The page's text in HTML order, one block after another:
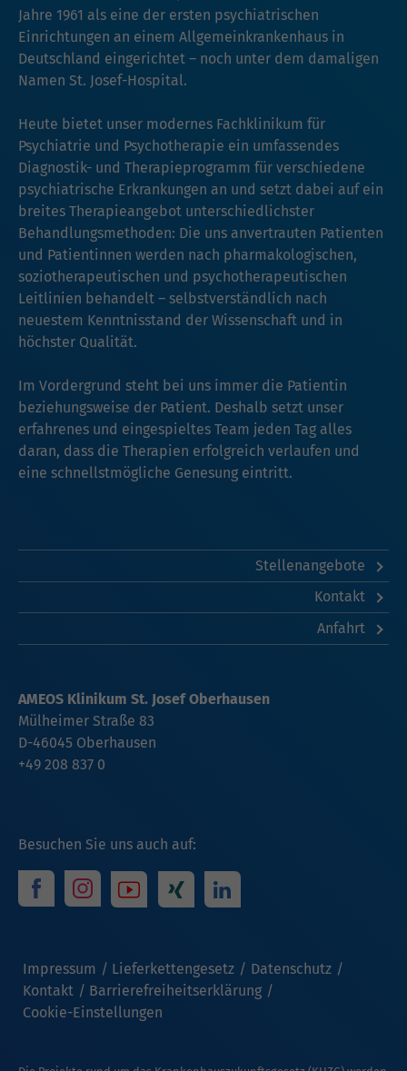
Jahre 1961 als eine der ersten psychiatrischen
Einrichtungen an einem Allgemeinkrankenhaus in
Deutschland eingerichtet – noch unter dem damaligen
Namen St. Josef-Hospital.
Heute bietet unser modernes Fachklinikum für
Psychiatrie und Psychotherapie ein umfassendes
Diagnostik- und Therapieprogramm für verschiedene
psychiatrische Erkrankungen an und setzt dabei auf ein
breites Therapieangebot unterschiedlichster
Behandlungsmethoden: Die uns anvertrauten Patienten
und Patientinnen werden nach pharmakologischen,
soziotherapeutischen und psychotherapeutischen
Leitlinien behandelt – selbstverständlich nach
neuestem Kenntnisstand der Wissenschaft und in
höchster Qualität.
Im Vordergrund steht bei uns immer die Patientin
beziehungsweise der Patient. Deshalb setzt unser
erfahrenes und eingespieltes Team jeden Tag alles
daran, dass die Therapien erfolgreich verlaufen und
eine schnellstmögliche Genesung eintritt.
Stellenangebote
Kontakt
Anfahrt
Besuchen Sie uns auch auf:
Impressum Lieferkettengesetz
Datenschutz
Kontakt
Barrierefreiheitserklärung
Cookie-Einstellungen
AMEOS Klinikum St. Josef Oberhausen
Mülheimer Straße 83
D-46045 Oberhausen
+49 208 837 0